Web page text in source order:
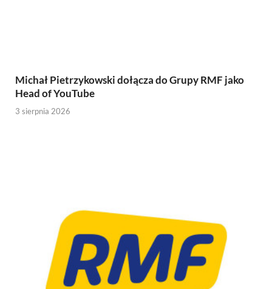
Michał Pietrzykowski dołącza do Grupy RMF jako
Head of YouTube
3 sierpnia 2026